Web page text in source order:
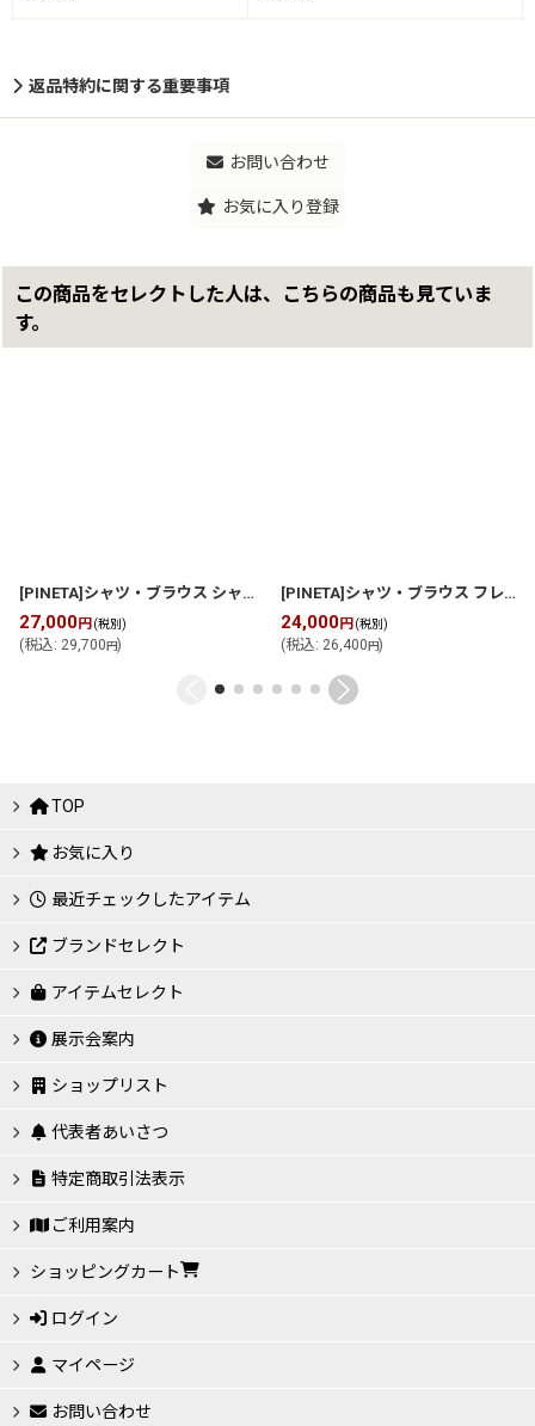
返品特約に関する重要事項
お問い合わせ
お気に入り登録
この商品をセレクトした人は、こちらの商品も見ていま
す。
[PINETA]シャツ・ブラウス シャツブラウス [P269B009]
27,000円 (税別)
(税込: 29,700円)
[PINETA]シャツ・ブラウス フレンチスリーブ ブラウス
24,000円 (税別)
(税込: 26,400円)
TOP
お気に入り
最近チェックしたアイテム
ブランドセレクト
アイテムセレクト
展示会案内
ショップリスト
代表者あいさつ
特定商取引法表示
ご利用案内
ショッピングカート
ログイン
マイページ
お問い合わせ